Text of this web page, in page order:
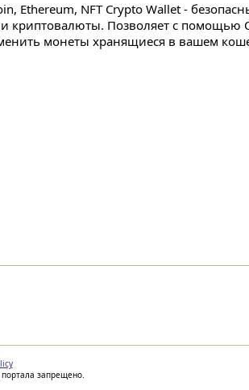
Ethereum, NFT Crypto Wallet -
криптовалюты. Позволяет с помощью
монеты хранящиеся в вашем
запрещено.